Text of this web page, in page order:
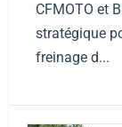
CFMOTO et
stratégique
freinage d...